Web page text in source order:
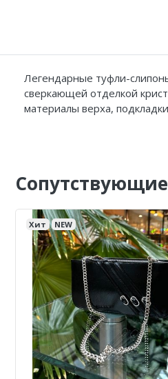
Легендарные туфли-
сверкающей отделкой
материалы верха,
Хит NEW